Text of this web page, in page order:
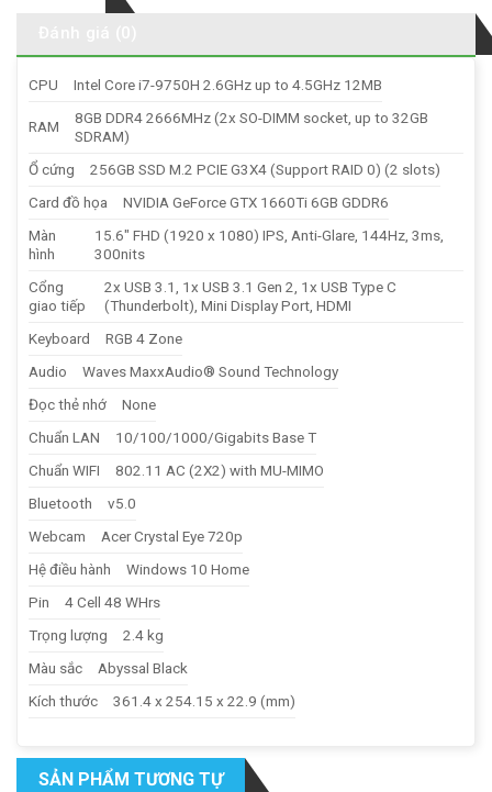
CPU Intel Core i7-9750H 2.6GHz up to 4.5GHz 12MB
RAM
8GB DDR4 2666MHz (2x SO-DIMM socket, up to 32GB
SDRAM)
Ổ cứng
256GB SSD M.2 PCIE G3X4 (Support RAID 0) (2 slots)
Card đồ họa
NVIDIA GeForce GTX 1660Ti 6GB GDDR6
Màn
hình
15.6″ FHD (1920 x 1080) IPS, Anti-Glare, 144Hz, 3ms,
300nits
Cổng
giao tiếp
2x USB 3.1, 1x USB 3.1 Gen 2, 1x USB Type C
(Thunderbolt), Mini Display Port, HDMI
Keyboard
RGB 4 Zone
Audio
Waves MaxxAudio® Sound Technology
Đọc thẻ nhớ
None
Chuẩn LAN
10/100/1000/Gigabits Base T
Chuẩn WIFI
802.11 AC (2X2) with MU-MIMO
Bluetooth
v5.0
Webcam
Acer Crystal Eye 720p
Hệ điều hành
Windows 10 Home
Pin
4 Cell 48 WHrs
Trọng lượng
2.4 kg
Màu sắc
Abyssal Black
Kích thước
361.4 x 254.15 x 22.9 (mm)
SẢN PHẨM TƯƠNG TỰ